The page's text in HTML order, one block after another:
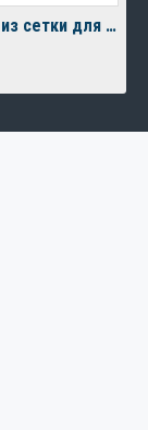
*3Д забор из сетки для дачного дома